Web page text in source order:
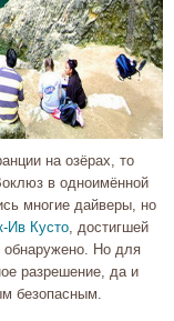
на озёрах, то
в одноимённой
многие дайверы, но
Ив Кусто, достигшей
обнаружено. Но для
разрешение, да и
безопасным.